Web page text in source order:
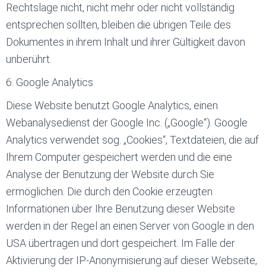
Rechtslage nicht, nicht mehr oder nicht vollständig
entsprechen sollten, bleiben die übrigen Teile des
Dokumentes in ihrem Inhalt und ihrer Gültigkeit davon
unberührt.
6. Google Analytics
Diese Website benutzt Google Analytics, einen
Webanalysedienst der Google Inc. („Google“). Google
Analytics verwendet sog. „Cookies“, Textdateien, die auf
Ihrem Computer gespeichert werden und die eine
Analyse der Benutzung der Website durch Sie
ermöglichen. Die durch den Cookie erzeugten
Informationen über Ihre Benutzung dieser Website
werden in der Regel an einen Server von Google in den
USA übertragen und dort gespeichert. Im Falle der
Aktivierung der IP-Anonymisierung auf dieser Webseite,